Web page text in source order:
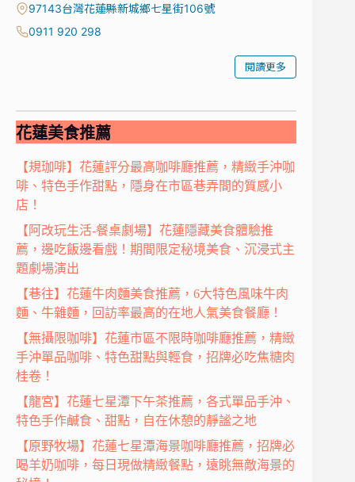
97143台灣花蓮縣新城鄉七星街106號
0911 920 298
閱讀更多
花蓮美食推薦
【規珈啡】花蓮評分最高咖啡廳推薦，精緻手沖咖
啡、特色手作甜點，隱身在市區巷弄間的質感小
店！
【阿改玩生活-餐桌劇場】花蓮隱藏美食體驗推
薦，邊吃飯邊看戲！期間限定秘境美食、沉浸式主
題劇場演出
【巷往】花蓮牛肉麵美食推薦，6大特色風味牛肉
麵、牛雜麵，回訪率最高的在地人氣美食餐廳！
【無攝限咖啡】花蓮市區不限時咖啡廳推薦，精緻
手沖單品咖啡、特色甜點與輕食，招牌必吃焦糖肉
桂卷！
【龍宮】花蓮七星潭下午茶推薦，各式單品手沖、
特色手作鹹食、甜點，自在休憩的靜謐之地
【原野牧場】花蓮七星潭海景咖啡廳推薦，招牌必
喝羊奶咖啡，每日現做精緻餐點，遠眺無敵海景的